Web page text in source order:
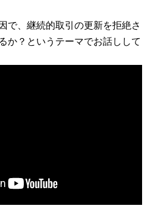
で、継続的取引の更新を拒絶さ
か？というテーマでお話しして